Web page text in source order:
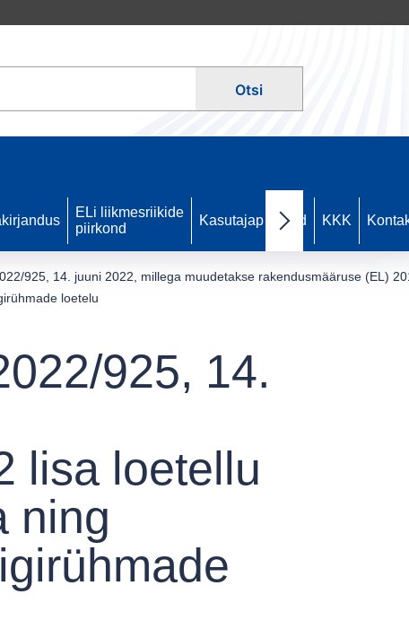
Otsi
Next items
ELi liikmesriikide
piirkond
Kasutajapiirkond KKK
925, 14. juuni 2022, millega muudetakse rakendusmääruse (EL)
loetelu
925, 14.
lisa loetellu
ning